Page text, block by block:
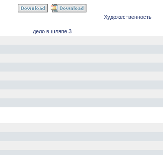
Художественность
дело в шляпе 3